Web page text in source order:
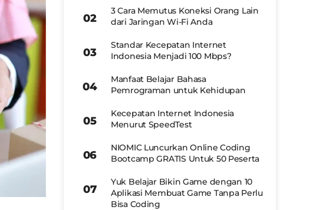
3 Cara Memutus Koneksi Orang Lain
dari Jaringan Wi-Fi Anda
Standar Kecepatan Internet
Indonesia Menjadi 100 Mbps?
Manfaat Belajar Bahasa
Pemrograman untuk Kehidupan
Kecepatan Internet Indonesia
Menurut SpeedTest
NIOMIC Luncurkan Online Coding
Bootcamp GRATIS Untuk 50 Peserta
Yuk Belajar Bikin Game dengan 10
Aplikasi Membuat Game Tanpa Perlu
Bisa Coding